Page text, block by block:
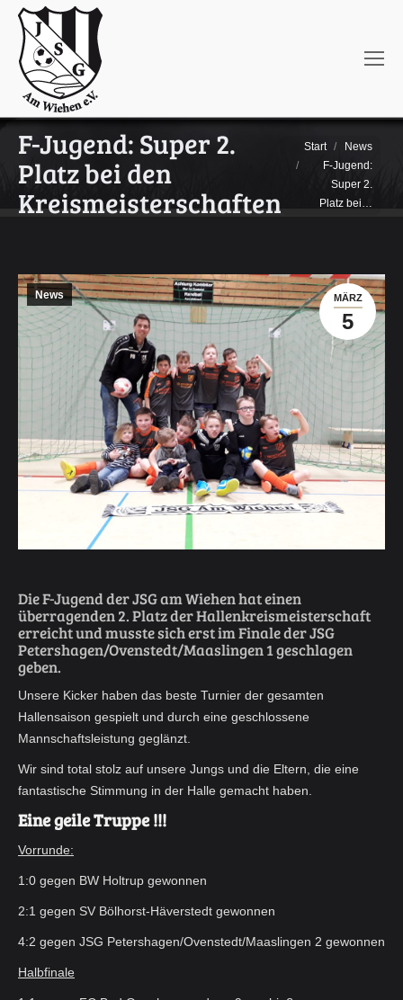
F-Jugend: Super 2.
Platz bei den
Kreismeisterschaften
Sie befinden sich
hier:
Start
News
F-Jugend:
Super 2.
Platz bei…
MÄRZ
5
News
Die F-Jugend der JSG am Wiehen hat einen
überragenden 2. Platz der Hallenkreismeisterschaft
erreicht und musste sich erst im Finale der JSG
Petershagen/Ovenstedt/Maaslingen 1 geschlagen
geben.
Unsere Kicker haben das beste Turnier der gesamten
Hallensaison gespielt und durch eine geschlossene
Mannschaftsleistung geglänzt.
Wir sind total stolz auf unsere Jungs und die Eltern, die eine
fantastische Stimmung in der Halle gemacht haben.
Eine geile Truppe !!!
Vorrunde:
1:0 gegen BW Holtrup gewonnen
2:1 gegen SV Bölhorst-Häverstedt gewonnen
4:2 gegen JSG Petershagen/Ovenstedt/Maaslingen 2 gewonnen
Halbfinale